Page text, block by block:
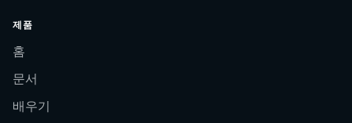
제품
홈
문서
배우기